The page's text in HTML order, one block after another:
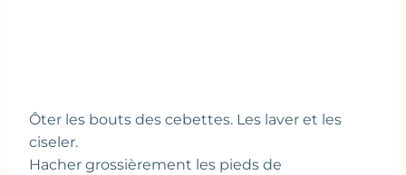
Ôter les bouts des cebettes. Les laver et les
ciseler.
Hacher grossièrement les pieds de